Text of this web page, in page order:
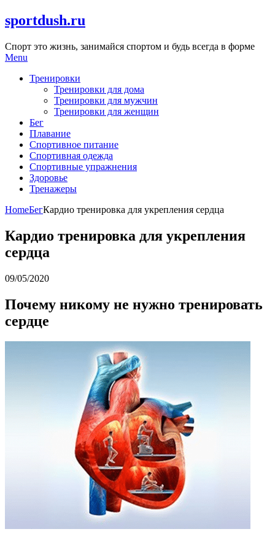
Skip
to
sportdush.ru
Спорт это жизнь, занимайся спортом и будь всегда в форме
Menu
Тренировки
Тренировки для дома
Тренировки для мужчин
Тренировки для женщин
Бег
Плавание
Спортивное питание
Спортивная одежда
Спортивные упражнения
Здоровье
Тренажеры
HomeБегКардио тренировка для укрепления сердца
Кардио тренировка для укрепления
сердца
09/05/2020
Почему никому не нужно тренировать
сердце